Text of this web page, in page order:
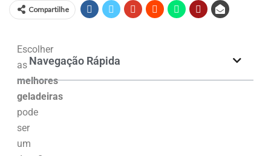
Compartilhe
Escolher
as
melhores
geladeiras
pode
ser
um
Navegação Rápida